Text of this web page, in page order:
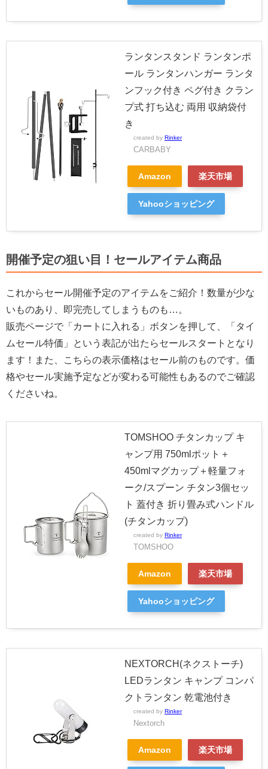
ランタンスタンド ランタンポ
ール ランタンハンガー ランタ
ンフック付き ペグ付き クラン
プ式 打ち込む 両用 収納袋付
き
created by Rinker
CARBABY
Amazon 楽天市場
Yahooショッピング
開催予定の狙い目！セールアイテム商品
これからセール開催予定のアイテムをご紹介！数量が少な
いものあり、即完売してしまうものも…。
販売ページで「カートに入れる」ボタンを押して、「タイ
ムセール特価」という表記が出たらセールスタートとなり
ます！また、こちらの表示価格はセール前のものです。価
格やセール実施予定などが変わる可能性もあるのでご確認
くださいね。
TOMSHOO チタンカップ キ
ャンプ用 750mlポット＋
450mlマグカップ＋軽量フォ
ーク/スプーン チタン3個セッ
ト 蓋付き 折り畳み式ハンドル
(チタンカップ)
created by Rinker
TOMSHOO
Amazon 楽天市場
Yahooショッピング
NEXTORCH(ネクストーチ)
LEDランタン キャンプ コンパ
クトランタン 乾電池付き
created by Rinker
Nextorch
Amazon 楽天市場